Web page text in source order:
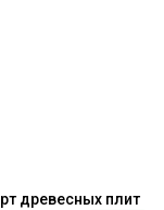
древесных плит